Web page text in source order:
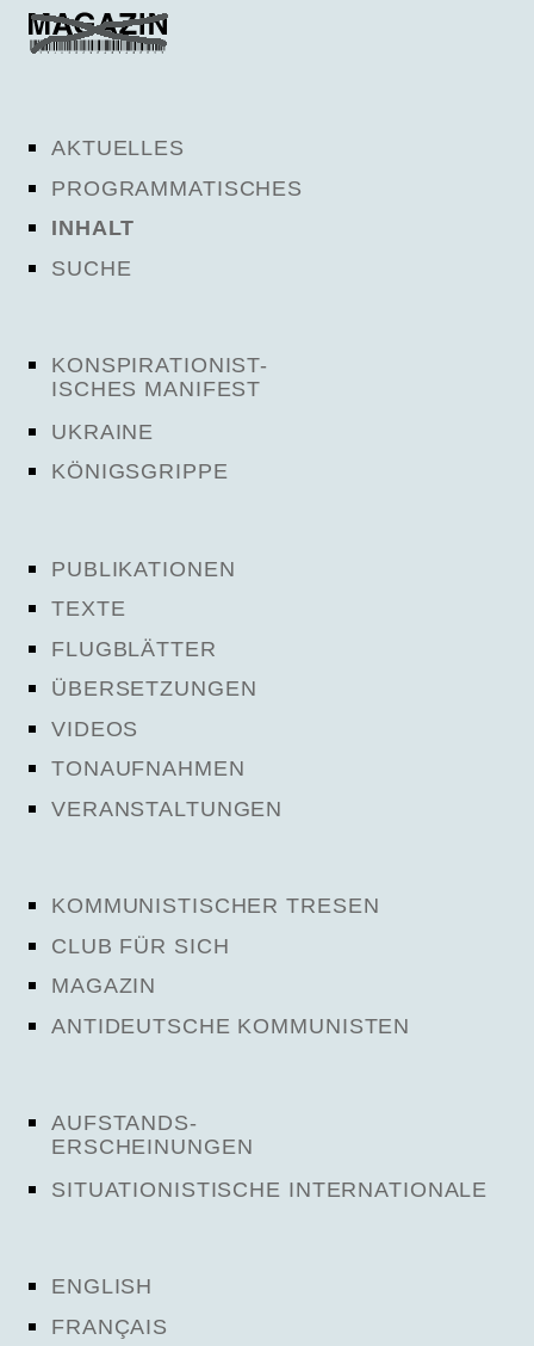
AKTUELLES
PROGRAMMATISCHES
INHALT
SUCHE
KONSPIRATIONIST-
ISCHES MANIFEST
UKRAINE
KÖNIGSGRIPPE
PUBLIKATIONEN
TEXTE
FLUGBLÄTTER
ÜBERSETZUNGEN
VIDEOS
TONAUFNAHMEN
VERANSTALTUNGEN
KOMMUNISTISCHER TRESEN
CLUB FÜR SICH
MAGAZIN
ANTIDEUTSCHE KOMMUNISTEN
AUFSTANDS-
ERSCHEINUNGEN
SITUATIONISTISCHE INTERNATIONALE
ENGLISH
FRANÇAIS